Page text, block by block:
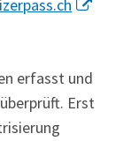
erfasst und
Erst